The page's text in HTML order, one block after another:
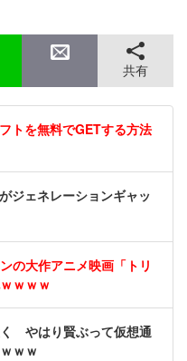
共有
トを無料でGETする方法
がジェネレーションギャッ
の大作アニメ映画「トリ
ｗｗｗ
く やはり賢ぶって仮想通
ｗｗ